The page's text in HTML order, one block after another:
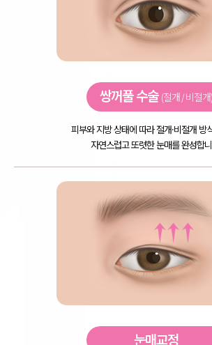
쌍꺼풀 수술 (절개 / 비절개)
피부와 지방 상태에 따라 절개·비절개 방
자연스럽고 또렷한 눈매를 완성합
눈매교정